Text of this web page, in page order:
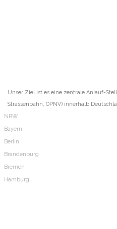
Unser Ziel ist es eine zentrale Anlauf-
Strassenbahn, ÖPNV) innerhalb
NRW
Bayern
Berlin
Brandenburg
Bremen
Hamburg